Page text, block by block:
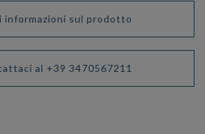
informazioni sul prodotto
al +39 3470567211